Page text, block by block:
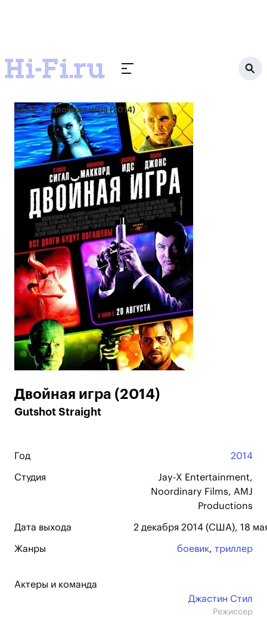
Кино Двойная игра (2014)
Двойная игра (2014)
Gutshot Straight
Год 2014
Студия
Jay-X Entertainment,
Noordinary Films, AMJ
Productions
Дата выхода 2 декабря 2014 (США), 18
Жанры боевик, триллер
Актеры и команда
Джастин Стил
Режиссер